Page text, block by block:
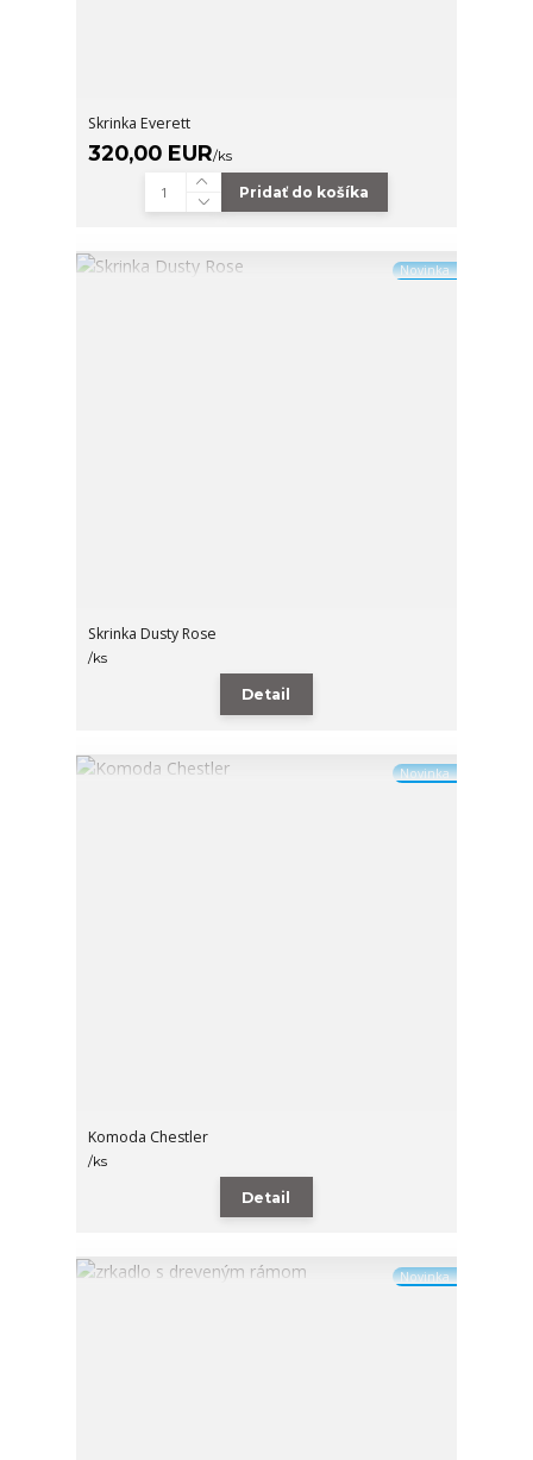
Skrinka Everett
320,00 EUR/ks
Pridať do košíka
Novinka
Skrinka Dusty Rose
/ks
Detail
Novinka
Komoda Chestler
/ks
Detail
Novinka